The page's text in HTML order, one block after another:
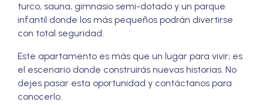
turco, sauna, gimnasio semi-dotado y un parque
infantil donde los más pequeños podrán divertirse
con total seguridad.
Este apartamento es más que un lugar para vivir; es
el escenario donde construirás nuevas historias. No
dejes pasar esta oportunidad y contáctanos para
conocerlo.